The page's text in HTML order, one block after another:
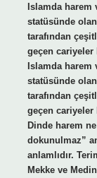
Islamda harem
statüsünde
tarafından
geçen
Islamda harem
statüsünde
tarafından
geçen
Dinde harem
dokunulmaz”
anlamlıdır.
Mekke ve